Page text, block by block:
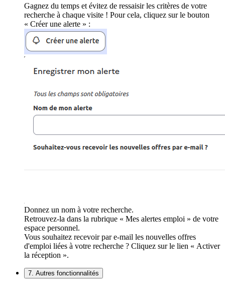
Gagnez du temps et évitez de ressaisir les critères de votre
recherche à chaque visite ! Pour cela, cliquez sur le bouton
« Créer une alerte » :
Donnez un nom à votre recherche.
Retrouvez-la dans la rubrique « Mes alertes emploi » de votre
espace personnel.
Vous souhaitez recevoir par e-mail les nouvelles offres
d'emploi liées à votre recherche ? Cliquez sur le lien « Activer
la réception ».
7. Autres fonctionnalités